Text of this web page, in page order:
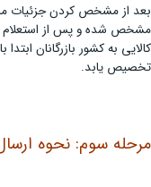
بعد از مشخص کردن جزئیات
مشخص شده و پس از استعلام
کالایی به کشور بازرگانان ابتدا
تخصیص یابد.
مرحله سوم: نحوه